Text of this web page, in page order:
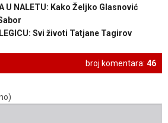
U NALETU: Kako Željko Glasnović
Svi životi Tatjane Tagirov
broj komentara: 46